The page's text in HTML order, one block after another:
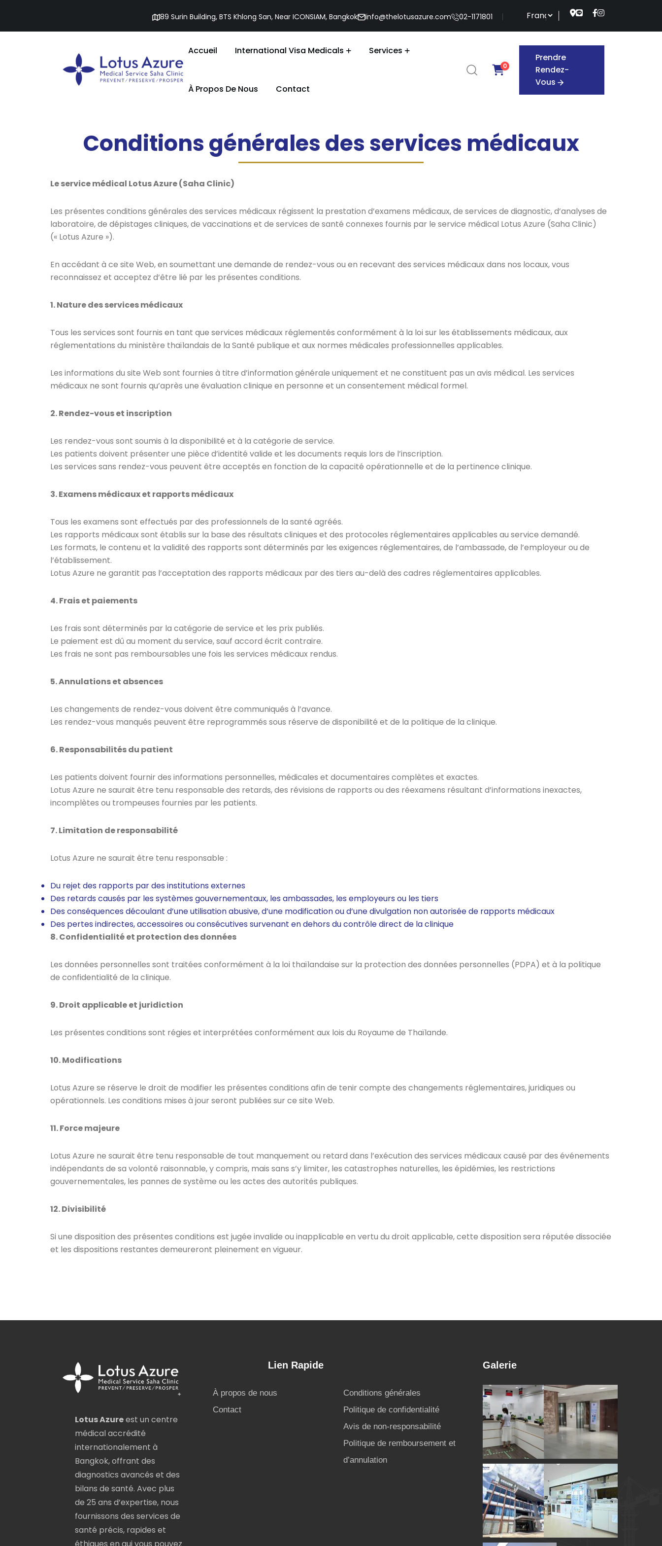
89 Surin Building, BTS Khlong San, Near ICONSIAM, Bangkok info@thelotusazure.com 02-1171801
Accueil International Visa Medicals Services
À Propos De Nous Contact
0
Prendre
Rendez-
Vous
Prendre
Conditions générales – The Lotus Azure Bangkok
Conditions générales des services médicaux
Le service médical Lotus Azure (Saha Clinic)
Les présentes conditions générales des services médicaux régissent la prestation d’examens médicaux, de services de diagnostic, d’analyses de
laboratoire, de dépistages cliniques, de vaccinations et de services de santé connexes fournis par le service médical Lotus Azure (Saha Clinic)
(« Lotus Azure »).
En accédant à ce site Web, en soumettant une demande de rendez-vous ou en recevant des services médicaux dans nos locaux, vous
reconnaissez et acceptez d’être lié par les présentes conditions.
1. Nature des services médicaux
Tous les services sont fournis en tant que services médicaux réglementés conformément à la loi sur les établissements médicaux, aux
réglementations du ministère thaïlandais de la Santé publique et aux normes médicales professionnelles applicables.
Les informations du site Web sont fournies à titre d’information générale uniquement et ne constituent pas un avis médical. Les services
médicaux ne sont fournis qu’après une évaluation clinique en personne et un consentement médical formel.
2. Rendez-vous et inscription
Les rendez-vous sont soumis à la disponibilité et à la catégorie de service.
Les patients doivent présenter une pièce d’identité valide et les documents requis lors de l’inscription.
Les services sans rendez-vous peuvent être acceptés en fonction de la capacité opérationnelle et de la pertinence clinique.
3. Examens médicaux et rapports médicaux
Tous les examens sont effectués par des professionnels de la santé agréés.
Les rapports médicaux sont établis sur la base des résultats cliniques et des protocoles réglementaires applicables au service demandé.
Les formats, le contenu et la validité des rapports sont déterminés par les exigences réglementaires, de l’ambassade, de l’employeur ou de
l’établissement.
Lotus Azure ne garantit pas l’acceptation des rapports médicaux par des tiers au-delà des cadres réglementaires applicables.
4. Frais et paiements
Les frais sont déterminés par la catégorie de service et les prix publiés.
Le paiement est dû au moment du service, sauf accord écrit contraire.
Les frais ne sont pas remboursables une fois les services médicaux rendus.
5. Annulations et absences
Les changements de rendez-vous doivent être communiqués à l’avance.
Les rendez-vous manqués peuvent être reprogrammés sous réserve de disponibilité et de la politique de la clinique.
6. Responsabilités du patient
Les patients doivent fournir des informations personnelles, médicales et documentaires complètes et exactes.
Lotus Azure ne saurait être tenu responsable des retards, des révisions de rapports ou des réexamens résultant d’informations inexactes,
incomplètes ou trompeuses fournies par les patients.
7. Limitation de responsabilité
Lotus Azure ne saurait être tenu responsable :
Du rejet des rapports par des institutions externes
Des retards causés par les systèmes gouvernementaux, les ambassades, les employeurs ou les tiers
Des conséquences découlant d’une utilisation abusive, d’une modification ou d’une divulgation non autorisée de rapports médicaux
Des pertes indirectes, accessoires ou consécutives survenant en dehors du contrôle direct de la clinique
8. Confidentialité et protection des données
Les données personnelles sont traitées conformément à la loi thaïlandaise sur la protection des données personnelles (PDPA) et à la politique
de confidentialité de la clinique.
9. Droit applicable et juridiction
Les présentes conditions sont régies et interprétées conformément aux lois du Royaume de Thaïlande.
10. Modifications
Lotus Azure se réserve le droit de modifier les présentes conditions afin de tenir compte des changements réglementaires, juridiques ou
opérationnels. Les conditions mises à jour seront publiées sur ce site Web.
11. Force majeure
Lotus Azure ne saurait être tenu responsable de tout manquement ou retard dans l’exécution des services médicaux causé par des événements
indépendants de sa volonté raisonnable, y compris, mais sans s’y limiter, les catastrophes naturelles, les épidémies, les restrictions
gouvernementales, les pannes de système ou les actes des autorités publiques.
12. Divisibilité
Si une disposition des présentes conditions est jugée invalide ou inapplicable en vertu du droit applicable, cette disposition sera réputée dissociée
et les dispositions restantes demeureront pleinement en vigueur.
Lotus Azureest un centre
médical accrédité
internationalement à
Bangkok, offrant des
diagnostics avancés et des
bilans de santé. Avec plus
de 25 ans d’expertise, nous
fournissons des services de
santé précis, rapides et
Lien Rapide
À propos de nous
Contact
Conditions générales
Politique de confidentialité
Avis de non-responsabilité
Politique de remboursement et
d’annulation
Galerie